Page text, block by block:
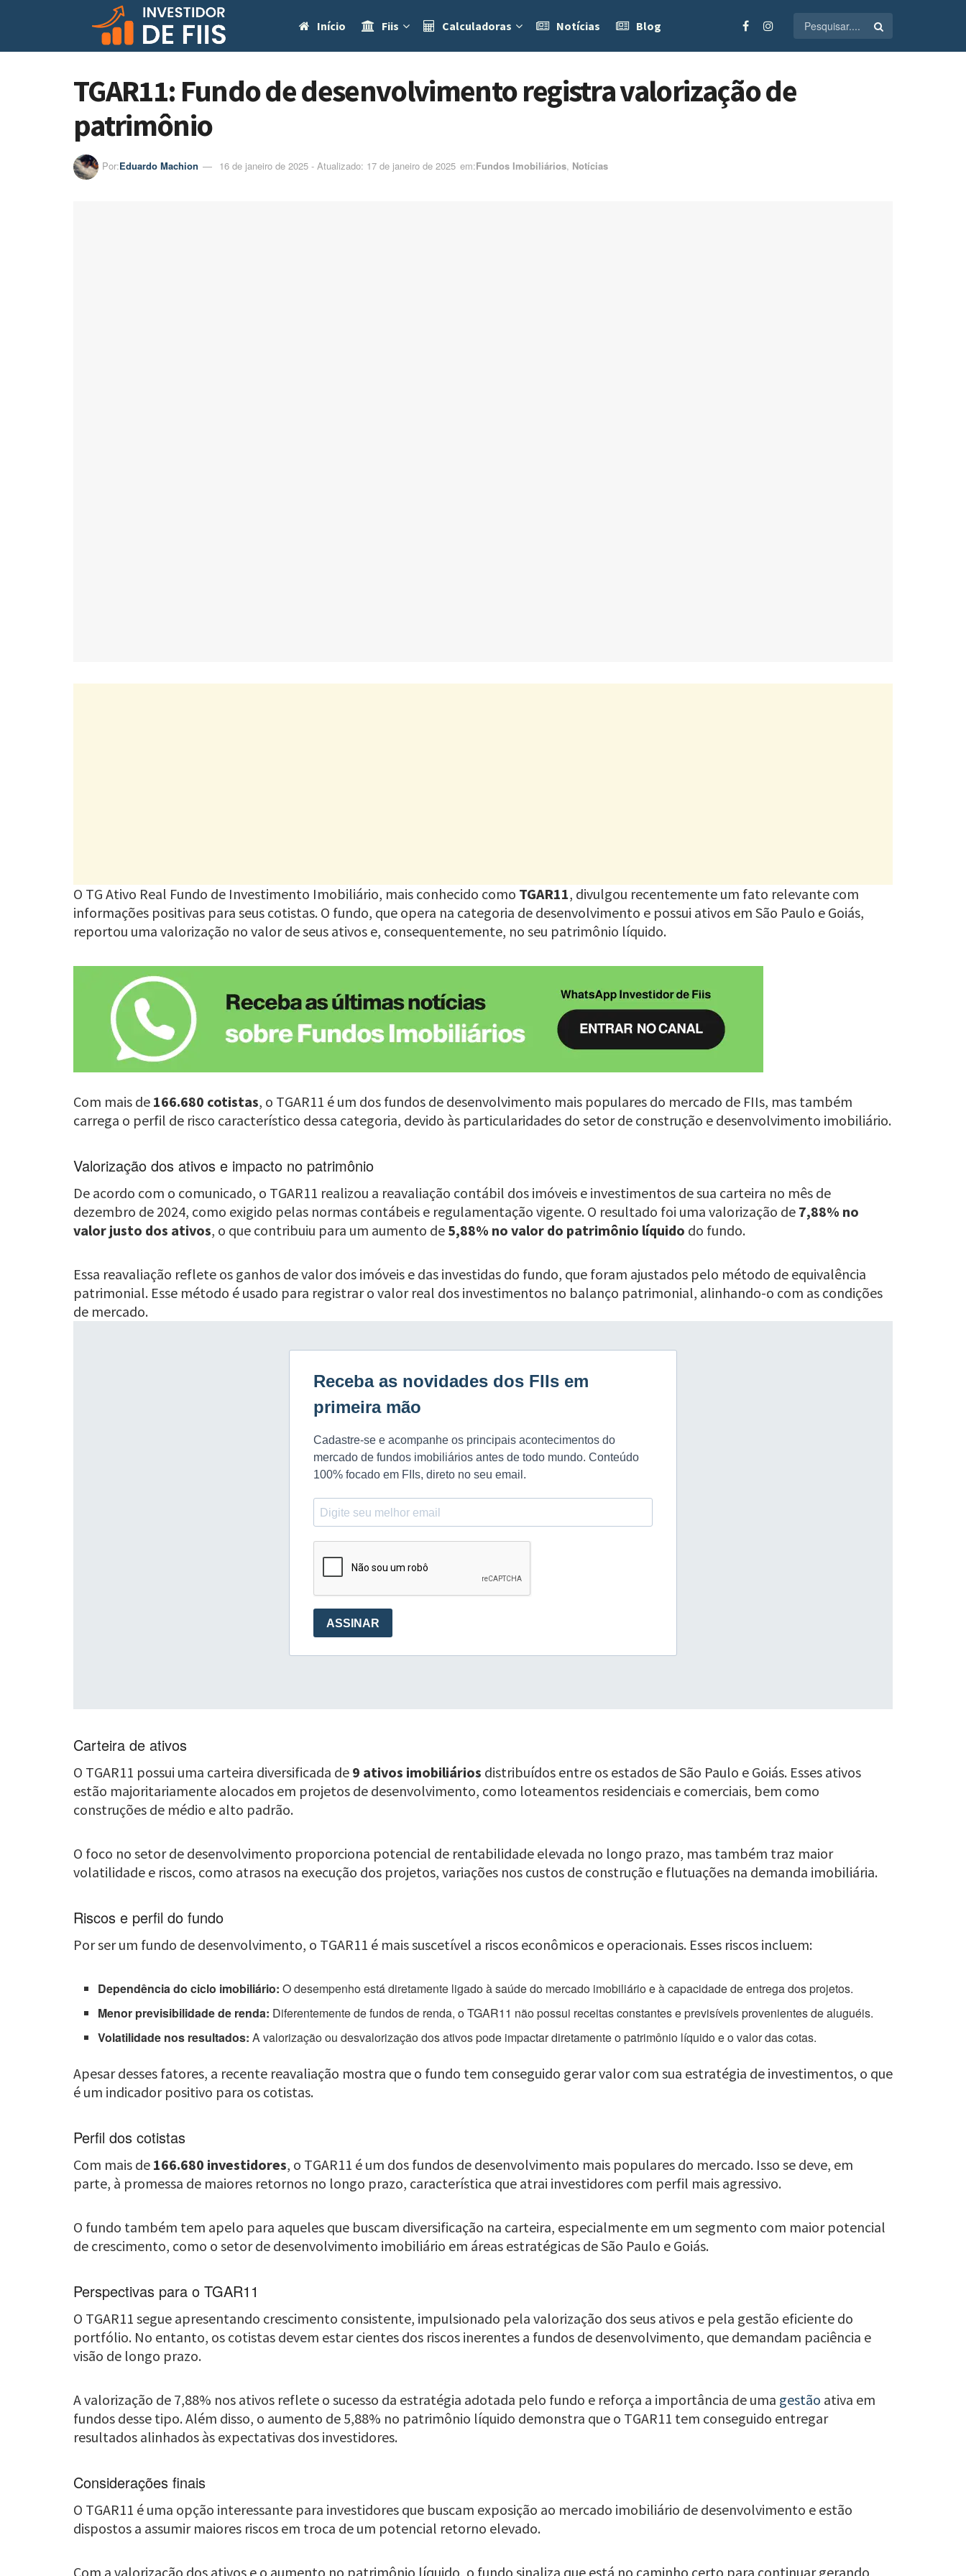
Início Fiis Calculadoras Notícias Blog
TGAR11: Fundo de desenvolvimento registra valorização de
patrimônio
Por:Eduardo Machion 16 de janeiro de 2025 - Atualizado: 17 de janeiro de 2025 em:ㅤFundos Imobiliários, Notícias
O TG Ativo Real Fundo de Investimento Imobiliário, mais conhecido como TGAR11, divulgou recentemente um fato relevante com
informações positivas para seus cotistas. O fundo, que opera na categoria de desenvolvimento e possui ativos em São Paulo e Goiás,
reportou uma valorização no valor de seus ativos e, consequentemente, no seu patrimônio líquido.
Com mais de 166.680 cotistas, o TGAR11 é um dos fundos de desenvolvimento mais populares do mercado de FIIs, mas também
carrega o perfil de risco característico dessa categoria, devido às particularidades do setor de construção e desenvolvimento imobiliário.
Valorização dos ativos e impacto no patrimônio
De acordo com o comunicado, o TGAR11 realizou a reavaliação contábil dos imóveis e investimentos de sua carteira no mês de
dezembro de 2024, como exigido pelas normas contábeis e regulamentação vigente. O resultado foi uma valorização de 7,88% no
valor justo dos ativos, o que contribuiu para um aumento de 5,88% no valor do patrimônio líquido do fundo.
Essa reavaliação reflete os ganhos de valor dos imóveis e das investidas do fundo, que foram ajustados pelo método de equivalência
patrimonial. Esse método é usado para registrar o valor real dos investimentos no balanço patrimonial, alinhando-o com as condições
de mercado.
Carteira de ativos
O TGAR11 possui uma carteira diversificada de 9 ativos imobiliários distribuídos entre os estados de São Paulo e Goiás. Esses ativos
estão majoritariamente alocados em projetos de desenvolvimento, como loteamentos residenciais e comerciais, bem como
construções de médio e alto padrão.
O foco no setor de desenvolvimento proporciona potencial de rentabilidade elevada no longo prazo, mas também traz maior
volatilidade e riscos, como atrasos na execução dos projetos, variações nos custos de construção e flutuações na demanda imobiliária.
Riscos e perfil do fundo
Por ser um fundo de desenvolvimento, o TGAR11 é mais suscetível a riscos econômicos e operacionais. Esses riscos incluem:
Dependência do ciclo imobiliário: O desempenho está diretamente ligado à saúde do mercado imobiliário e à capacidade de entrega dos projetos.
Menor previsibilidade de renda: Diferentemente de fundos de renda, o TGAR11 não possui receitas constantes e previsíveis provenientes de aluguéis.
Volatilidade nos resultados: A valorização ou desvalorização dos ativos pode impactar diretamente o patrimônio líquido e o valor das cotas.
Apesar desses fatores, a recente reavaliação mostra que o fundo tem conseguido gerar valor com sua estratégia de investimentos, o que
é um indicador positivo para os cotistas.
Perfil dos cotistas
Com mais de 166.680 investidores, o TGAR11 é um dos fundos de desenvolvimento mais populares do mercado. Isso se deve, em
parte, à promessa de maiores retornos no longo prazo, característica que atrai investidores com perfil mais agressivo.
O fundo também tem apelo para aqueles que buscam diversificação na carteira, especialmente em um segmento com maior potencial
de crescimento, como o setor de desenvolvimento imobiliário em áreas estratégicas de São Paulo e Goiás.
Perspectivas para o TGAR11
O TGAR11 segue apresentando crescimento consistente, impulsionado pela valorização dos seus ativos e pela gestão eficiente do
portfólio. No entanto, os cotistas devem estar cientes dos riscos inerentes a fundos de desenvolvimento, que demandam paciência e
visão de longo prazo.
A valorização de 7,88% nos ativos reflete o sucesso da estratégia adotada pelo fundo e reforça a importância de uma gestão ativa em
fundos desse tipo. Além disso, o aumento de 5,88% no patrimônio líquido demonstra que o TGAR11 tem conseguido entregar
resultados alinhados às expectativas dos investidores.
Considerações finais
O TGAR11 é uma opção interessante para investidores que buscam exposição ao mercado imobiliário de desenvolvimento e estão
dispostos a assumir maiores riscos em troca de um potencial retorno elevado.
Com a valorização dos ativos e o aumento no patrimônio líquido, o fundo sinaliza que está no caminho certo para continuar gerando